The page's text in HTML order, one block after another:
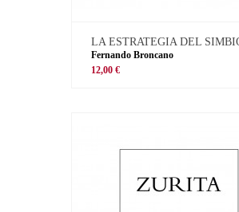
LA ESTRATEGIA DEL
Fernando Broncano
12,00 €